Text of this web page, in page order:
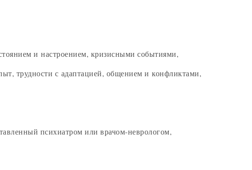
и настроением, кризисными событиями,
трудности с адаптацией, общением и конфликтами,
психиатром или врачом-неврологом,